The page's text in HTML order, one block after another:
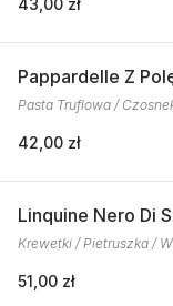
43,00 zł
Pappardelle Z
Pasta Truflowa /
42,00 zł
Linquine Nero Di
Krewetki / Pietruszka /
51,00 zł